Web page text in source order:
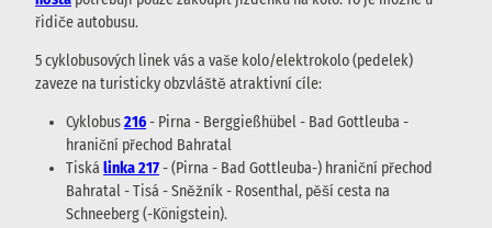
řidiče autobusu.
5 cyklobusových linek vás a vaše kolo/elektrokolo (pedelek)
zaveze na turisticky obzvláště atraktivní cíle:
Cyklobus216- Pirna - Berggießhübel - Bad Gottleuba -
hraniční přechod Bahratal
Tiskálinka 217- (Pirna - Bad Gottleuba-) hraniční přechod
Bahratal - Tisá - Sněžník - Rosenthal, pěší cesta na
Schneeberg (-Königstein).